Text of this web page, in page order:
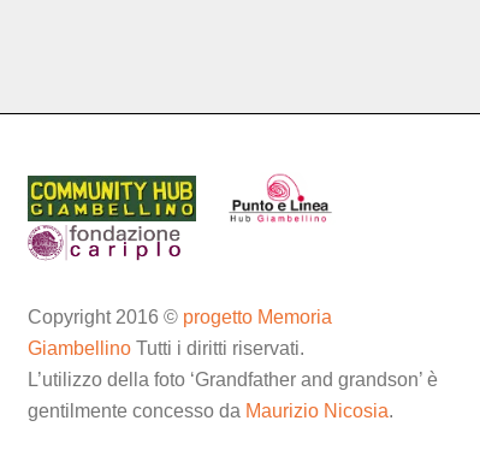
Copyright 2016 © progetto Memoria
Giambellino Tutti i diritti riservati.
L’utilizzo della foto ‘Grandfather and grandson’ è
gentilmente concesso da Maurizio Nicosia.